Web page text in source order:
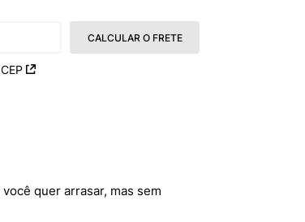
CALCULAR O FRETE
quer arrasar, mas sem